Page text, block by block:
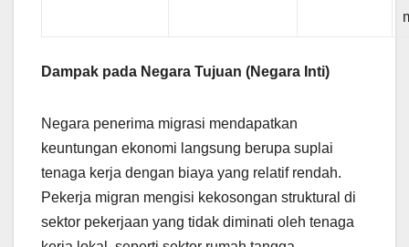
Dampak pada Negara Tujuan (Negara Inti)
Negara penerima migrasi mendapatkan
keuntungan ekonomi langsung berupa suplai
tenaga kerja dengan biaya yang relatif rendah.
Pekerja migran mengisi kekosongan struktural di
sektor pekerjaan yang tidak diminati oleh tenaga